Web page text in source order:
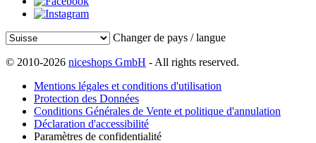
Changer de pays / langue
© 2010-2026 niceshops GmbH - All rights reserved.
Mentions légales et conditions d'utilisation
Protection des Données
Conditions Générales de Vente et politique d'annulation
Déclaration d'accessibilité
Paramètres de confidentialité